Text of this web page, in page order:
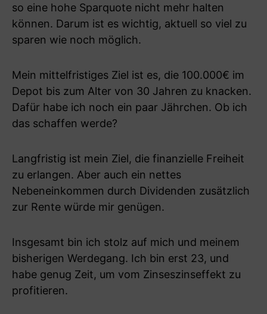
so eine hohe Sparquote nicht mehr halten
können. Darum ist es wichtig, aktuell so viel zu
sparen wie noch möglich.
Mein mittelfristiges Ziel ist es, die 100.000€ im
Depot bis zum Alter von 30 Jahren zu knacken.
Dafür habe ich noch ein paar Jährchen. Ob ich
das schaffen werde?
Langfristig ist mein Ziel, die finanzielle Freiheit
zu erlangen. Aber auch ein nettes
Nebeneinkommen durch Dividenden zusätzlich
zur Rente würde mir genügen.
Insgesamt bin ich stolz auf mich und meinem
bisherigen Werdegang. Ich bin erst 23, und
habe genug Zeit, um vom Zinseszinseffekt zu
profitieren.